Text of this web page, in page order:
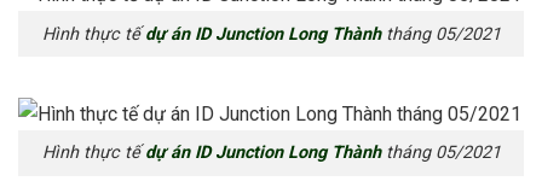
Hình thực tếdự án ID Junction Long Thànhtháng 05/2021
Hình thực tếdự án ID Junction Long Thànhtháng 05/2021